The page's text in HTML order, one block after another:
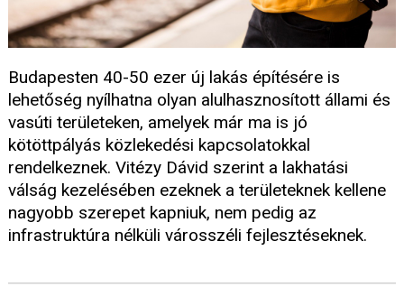
Budapesten 40-50 ezer új lakás építésére is
lehetőség nyílhatna olyan alulhasznosított állami és
vasúti területeken, amelyek már ma is jó
kötöttpályás közlekedési kapcsolatokkal
rendelkeznek. Vitézy Dávid szerint a lakhatási
válság kezelésében ezeknek a területeknek kellene
nagyobb szerepet kapniuk, nem pedig az
infrastruktúra nélküli városszéli fejlesztéseknek.